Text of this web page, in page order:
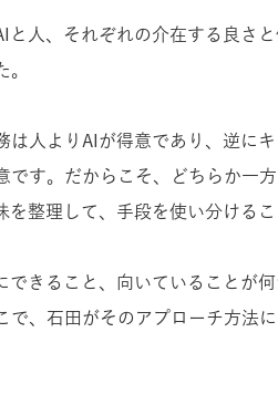
と人、それぞれの介在する良さ
。
は人よりAIが得意であり、逆に
です。だからこそ、どちらか一
を整理して、手段を使い分けるこ
できること、向いていることが
で、石田がそのアプローチ方法